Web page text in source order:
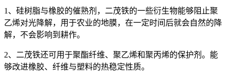
1、硅树脂与橡胶的催熟剂，二茂铁的一些衍生物能够阻止聚
乙烯对光降解，用于农业的地膜，在一定时间后就会自然的降
解，不会影响到耕作。
2、二茂铁还可用于聚酯纤维、聚乙烯和聚丙烯的保护剂。能
够改进橡胶、纤维与塑料的热稳定性质。